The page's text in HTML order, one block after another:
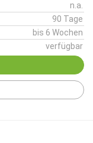
n.a.
90 Tage
bis 6 Wochen
verfügbar